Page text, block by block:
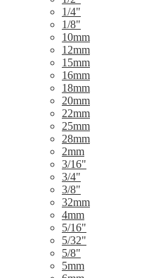
1/4"
1/8"
10mm
12mm
15mm
16mm
18mm
20mm
22mm
25mm
28mm
2mm
3/16"
3/4"
3/8"
32mm
4mm
5/16"
5/32"
5/8"
5mm